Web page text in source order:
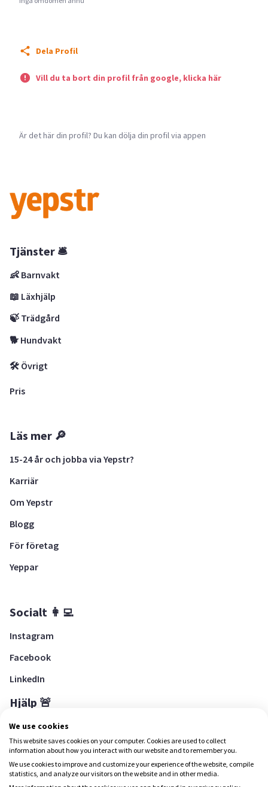
Dela Profil
Vill du ta bort din profil från google, klicka här
Är det här din profil? Du kan dölja din profil via appen
Tjänster 🛎
👶 Barnvakt
📖 Läxhjälp
🍃 Trädgård
🐕 Hundvakt
🛠 Övrigt
Pris
Läs mer 🔎
15-24 år och jobba via Yepstr?
Karriär
Om Yepstr
Blogg
För företag
Yeppar
Socialt 👩‍💻
Instagram
Facebook
LinkedIn
Hjälp 🚨
Hjälpcenter
Ladda ned Yepstr
We use cookies
This website saves cookies on your computer. Cookies are used to collect
information about how you interact with our website and to remember you.
We use cookies to improve and customize your experience of the website, compile
statistics, and analyze our visitors on the website and in other media.